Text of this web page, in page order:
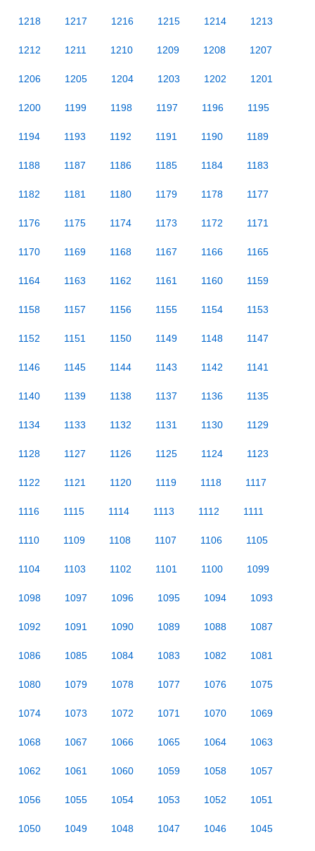
1218 1217 1216 1215 1214 1213
1212 1211 1210 1209 1208 1207
1206 1205 1204 1203 1202 1201
1200 1199 1198 1197 1196 1195
1194 1193 1192 1191 1190 1189
1188 1187 1186 1185 1184 1183
1182 1181 1180 1179 1178 1177
1176 1175 1174 1173 1172 1171
1170 1169 1168 1167 1166 1165
1164 1163 1162 1161 1160 1159
1158 1157 1156 1155 1154 1153
1152 1151 1150 1149 1148 1147
1146 1145 1144 1143 1142 1141
1140 1139 1138 1137 1136 1135
1134 1133 1132 1131 1130 1129
1128 1127 1126 1125 1124 1123
1122 1121 1120 1119 1118 1117
1116 1115 1114 1113 1112 1111
1110 1109 1108 1107 1106 1105
1104 1103 1102 1101 1100 1099
1098 1097 1096 1095 1094 1093
1092 1091 1090 1089 1088 1087
1086 1085 1084 1083 1082 1081
1080 1079 1078 1077 1076 1075
1074 1073 1072 1071 1070 1069
1068 1067 1066 1065 1064 1063
1062 1061 1060 1059 1058 1057
1056 1055 1054 1053 1052 1051
1050 1049 1048 1047 1046 1045